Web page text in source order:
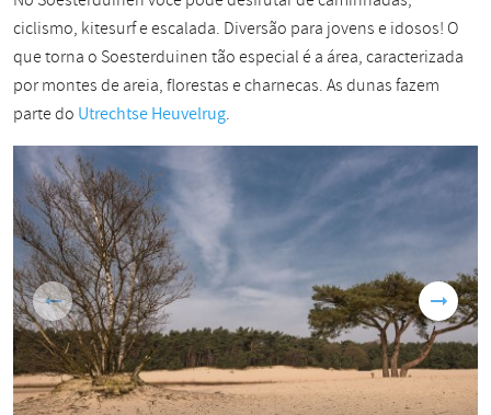
ciclismo, kitesurf e escalada. Diversão para jovens e idosos! O
que torna o Soesterduinen tão especial é a área, caracterizada
por montes de areia, florestas e charnecas. As dunas fazem
parte do Utrechtse Heuvelrug.